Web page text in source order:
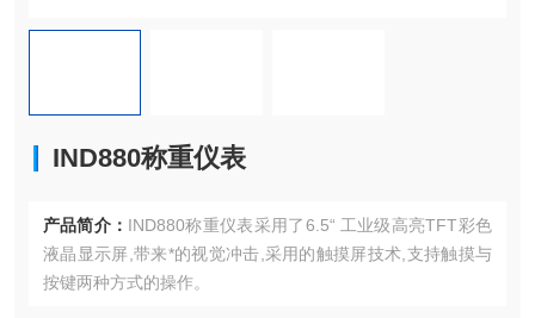
IND880称重仪表
产品简介： IND880称重仪表采用了6.5“ 工业级高亮TFT彩色
液晶显示屏,带来*的视觉冲击,采用的触摸屏技术,支持触摸与
按键两种方式的操作。